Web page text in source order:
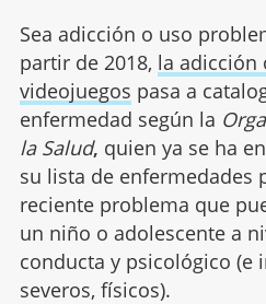
Sea adicción o uso
partir de 2018, la adicción
videojuegos pasa a
enfermedad según la
la Salud, quien ya se ha
su lista de enfermedades
reciente problema que
un niño o adolescente a
conducta y psicológico (e
severos, físicos).